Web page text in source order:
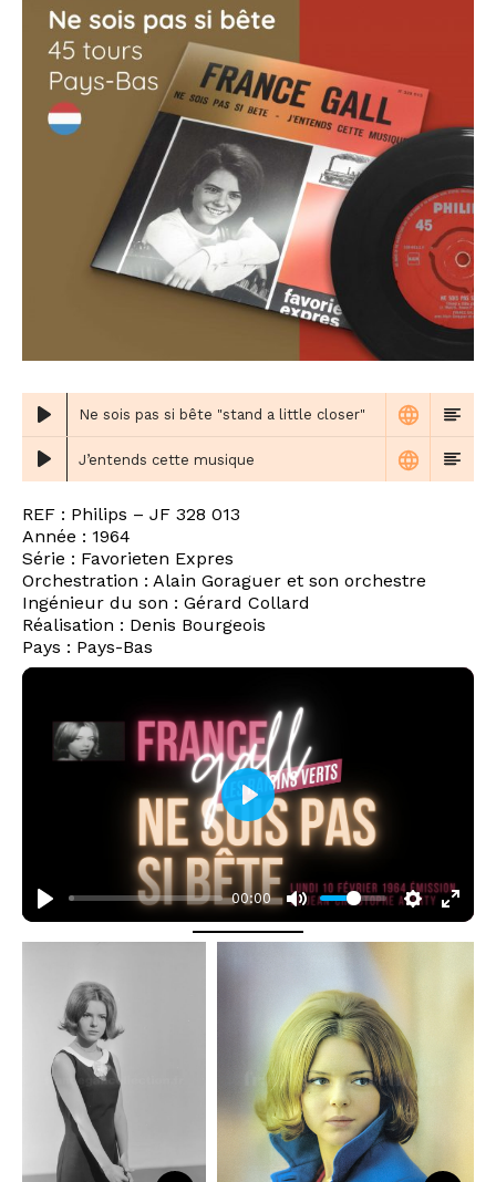
Ne sois pas si bête "stand a little closer"
J’entends cette musique
REF : Philips – JF 328 013
Année : 1964
Série : Favorieten Expres
Orchestration : Alain Goraguer et son orchestre
Ingénieur du son : Gérard Collard
Réalisation : Denis Bourgeois
Pays : Pays-Bas
00:00
P
l
a
y